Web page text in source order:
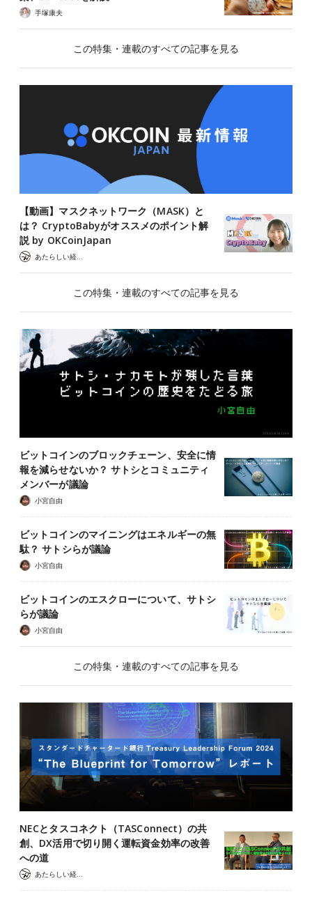
手塚康夫
この特集・連載のすべての記事を見る
【動画】マスクネットワーク（MASK）と
は？ CryptoBabyがオススメのポイント解
説 by OKCoinJapan
あたらしい経済 編集部
この特集・連載のすべての記事を見る
ビットコインのブロックチェーン、安全に情
報を減らせないか？ サトシとコミュニティ
メンバーが議論
小宮自由
ビットコインのマイニングはエネルギーの無
駄？ サトシらが議論
小宮自由
ビットコインのエスクローについて、サトシ
らが議論
小宮自由
この特集・連載のすべての記事を見る
NECとタスコネクト（TASConnect）の共
創、DX活用で切り開く運転資金効率の改善
への道
あたらしい経済 編集部